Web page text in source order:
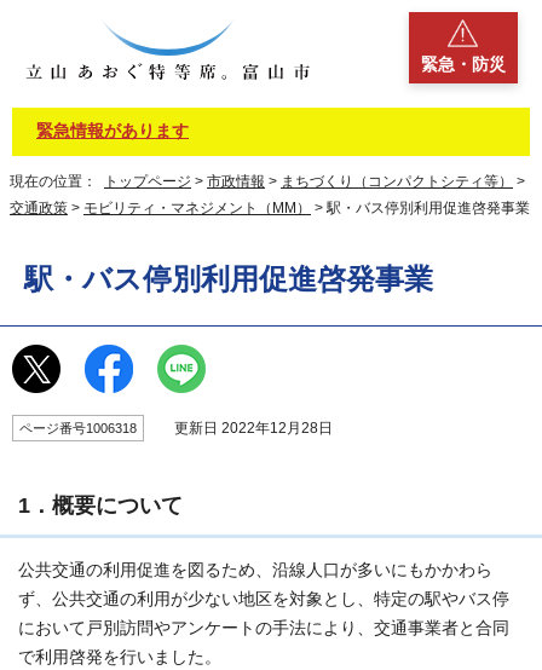
緊急・防災
緊急情報があります
現在の位置： トップページ > 市政情報 > まちづくり（コンパクトシティ等）
>
交通政策 > モビリティ・マネジメント（MM） > 駅・バス停別利用促進啓発事業
駅・バス停別利用促進啓発事業
ページ番号1006318 更新日 2022年12月28日
1．概要について
公共交通の利用促進を図るため、沿線人口が多いにもかかわら
ず、公共交通の利用が少ない地区を対象とし、特定の駅やバス停
において戸別訪問やアンケートの手法により、交通事業者と合同
で利用啓発を行いました。